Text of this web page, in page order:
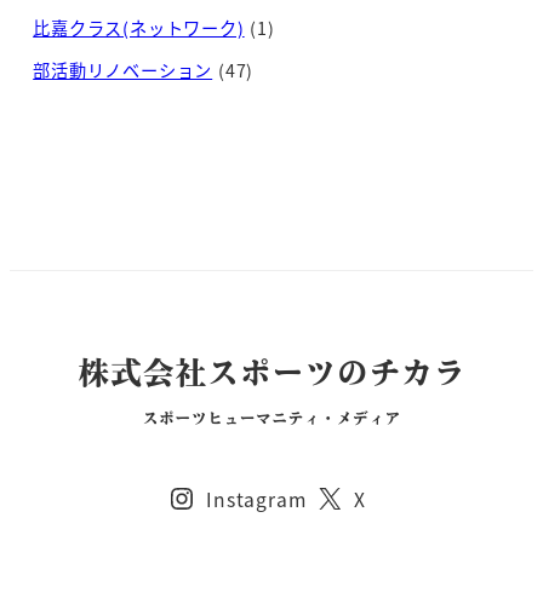
比嘉クラス(ネットワーク) (1)
部活動リノベーション (47)
Instagram X